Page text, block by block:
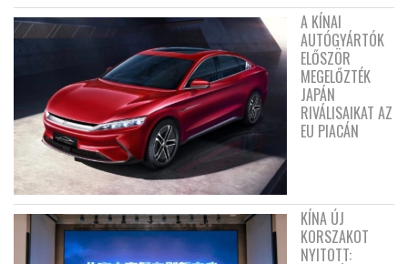
A KÍNAI
AUTÓGYÁRTÓK
ELŐSZÖR
MEGELŐZTÉK
JAPÁN
RIVÁLISAIKAT AZ
EU PIACÁN
KÍNA ÚJ
KORSZAKOT
NYITOTT: